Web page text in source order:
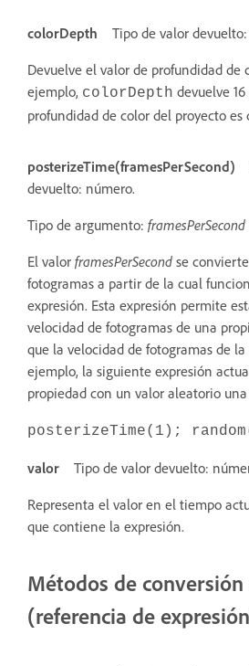
colorDepth
Tipo de valor
Devuelve el valor de profundidad de
ejemplo, colorDepth devuelve
profundidad de color del proyecto es
posterizeTime(framesPerSecond)
devuelto: número.
Tipo de argumento: framesPerSecond
El valor framesPerSecond se
fotogramas a partir de la cual
expresión. Esta expresión permite
velocidad de fotogramas de una
que la velocidad de fotogramas de
ejemplo, la siguiente expresión
propiedad con un valor aleatorio
posterizeTime(1);
valor
Tipo de valor devuelto:
Representa el valor en el tiempo
que contiene la expresión.
Métodos de
(referencia de